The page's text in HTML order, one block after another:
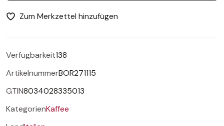
Zum Merkzettel hinzufügen
Verfügbarkeit138
ArtikelnummerBOR271115
GTIN8034028335013
KategorienKaffee